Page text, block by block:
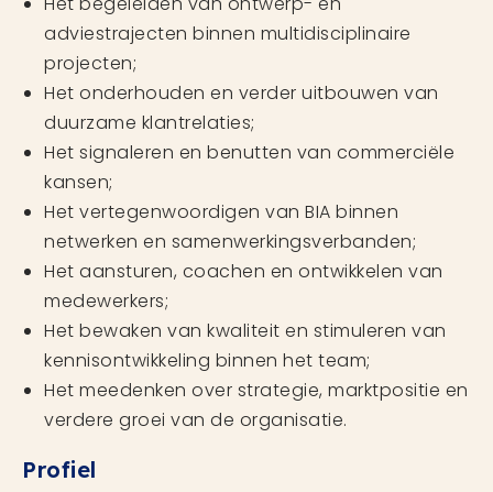
adviestrajecten binnen multidisciplinaire
projecten;
Het onderhouden en verder uitbouwen van
duurzame klantrelaties;
Het signaleren en benutten van commerciële
kansen;
Het vertegenwoordigen van BIA binnen
netwerken en samenwerkingsverbanden;
Het aansturen, coachen en ontwikkelen van
medewerkers;
Het bewaken van kwaliteit en stimuleren van
kennisontwikkeling binnen het team;
Het meedenken over strategie, marktpositie en
verdere groei van de organisatie.
Profiel